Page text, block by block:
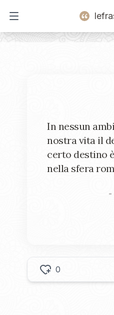
Open main menu
In nessun
nostra vita il
certo destino
nella sfera
-
0